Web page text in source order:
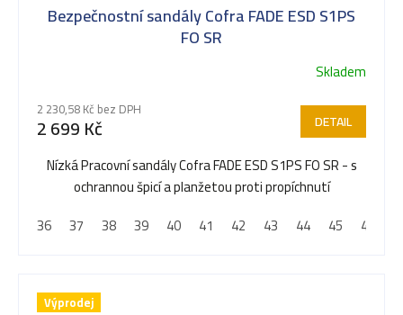
Bezpečnostní sandály Cofra FADE ESD S1PS
FO SR
Skladem
2 230,58 Kč bez DPH
2 699 Kč DETAIL
Nízká Pracovní sandály Cofra FADE ESD S1PS FO SR - s
ochrannou špicí a planžetou proti propíchnutí
36
37 38 39 40 41 42 43 44 45 46
Výprodej